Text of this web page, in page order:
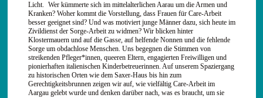
Licht. Wer kümmerte sich im mittelalterlichen Aarau um die Armen und
Kranken? Woher kommt die Vorstellung, dass Frauen für Care-Arbeit
besser geeignet sind? Und was motiviert junge Männer dazu, sich heute im
Zivildienst der Sorge-Arbeit zu widmen? Wir blicken hinter
Klostermauern und auf die Gasse, auf helfende Nonnen und die fehlende
Sorge um obdachlose Menschen. Uns begegnen die Stimmen von
streikenden Pfleger*innen, queeren Eltern, engagierten Freiwilligen und
pionierhaften italienischen Kinderbetreuerinnen. Auf unserem Spaziergang
zu historischen Orten wie dem Saxer-Haus bis hin zum
Gerechtigkeitsbrunnen zeigen wir auf, wie vielfältig Care-Arbeit im
Aargau gelebt wurde und denken darüber nach, was es braucht, um sie